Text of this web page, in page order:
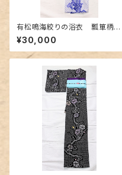
有松鳴海絞りの浴衣 瓢箪柄
白地に明るい紫色
¥30,000